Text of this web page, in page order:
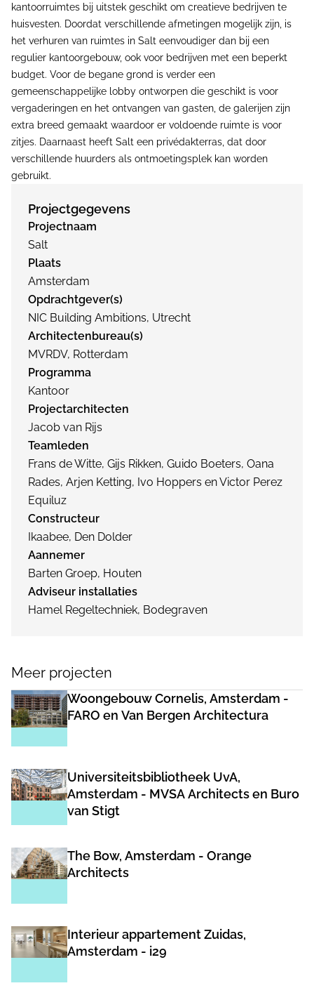
kantoorruimtes bij uitstek geschikt om creatieve bedrijven te
huisvesten. Doordat verschillende afmetingen mogelijk zijn, is
het verhuren van ruimtes in Salt eenvoudiger dan bij een
regulier kantoorgebouw, ook voor bedrijven met een beperkt
budget. Voor de begane grond is verder een
gemeenschappelijke lobby ontworpen die geschikt is voor
vergaderingen en het ontvangen van gasten, de galerijen zijn
extra breed gemaakt waardoor er voldoende ruimte is voor
zitjes. Daarnaast heeft Salt een privédakterras, dat door
verschillende huurders als ontmoetingsplek kan worden
gebruikt.
Projectgegevens
Projectnaam
Salt
Plaats
Amsterdam
Opdrachtgever(s)
NIC Building Ambitions, Utrecht
Architectenbureau(s)
MVRDV, Rotterdam
Programma
Kantoor
Projectarchitecten
Jacob van Rijs
Teamleden
Frans de Witte, Gijs Rikken, Guido Boeters, Oana
Rades, Arjen Ketting, Ivo Hoppers en Victor Perez
Equiluz
Constructeur
Ikaabee, Den Dolder
Aannemer
Barten Groep, Houten
Adviseur installaties
Hamel Regeltechniek, Bodegraven
Meer projecten
Woongebouw Cornelis, Amsterdam -
FARO en Van Bergen Architectura
Universiteitsbibliotheek UvA,
Amsterdam - MVSA Architects en Buro
van Stigt
The Bow, Amsterdam - Orange
Architects
Interieur appartement Zuidas,
Amsterdam - i29